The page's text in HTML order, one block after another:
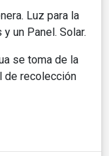
Luz para la
un Panel. Solar.
se toma de la
de recolección